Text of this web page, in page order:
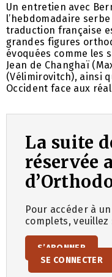
Un entretien avec
l’hebdomadaire
traduction française
grandes figures
évoquées comme les
Jean de Changhaï
(Vélimirovitch), ainsi
Occident face aux
La suite
réservée
Pour accéder à
complets, veuillez
S’ABONNER
SE CONNECTER